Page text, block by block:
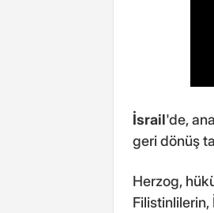
İsrail'de,
geri dönüş
Herzog,
Filistinlilerin,